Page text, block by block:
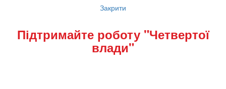
загального мовлення(де окрім
є пізнавальний і розважальний
контент, – ред.).
Закрити
Підтримайте роботу "Четвертої
влади"